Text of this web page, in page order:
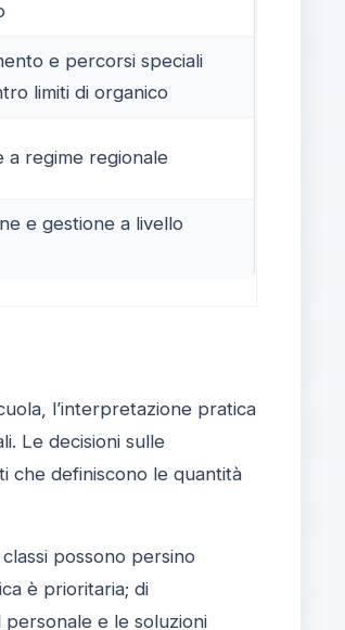
e percorsi speciali
limiti di organico
a regime regionale
e gestione a livello
l’interpretazione pratica
Le decisioni sulle
che definiscono le quantità
possono persino
è prioritaria; di
e le soluzioni